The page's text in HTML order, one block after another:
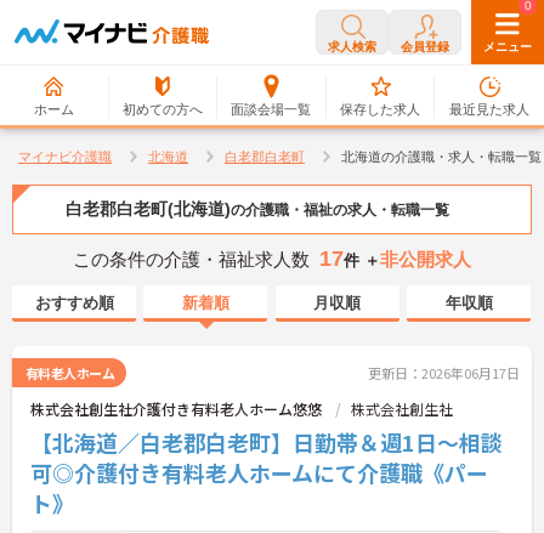
求人検索 会員登録 メニュー
ホーム 初めての方へ 面談会場一覧
0
保存した求人
0
最近見た求人
マイナビ介護職 北海道 白老郡白老町 北海道の介護職・求人・転職一覧
白老郡白老町(北海道)の介護職・福祉の求人・転職一覧
この条件の介護・福祉求人数 17件 ＋非公開求人
おすすめ順 新着順 月収順 年収順
有料老人ホーム 更新日：2026年06月17日
株式会社創生社介護付き有料老人ホーム悠悠 株式会社創生社
【北海道／白老郡白老町】日勤帯＆週1日～相談
可◎介護付き有料老人ホームにて介護職《パー
ト》